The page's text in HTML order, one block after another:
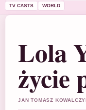
TV CASTS
WORLD
Lola
życie
JAN TOMASZ